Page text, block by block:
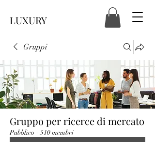
LUXURY
Gruppi
Gruppo per ricerce di mercato
Pubblico · 510 membri